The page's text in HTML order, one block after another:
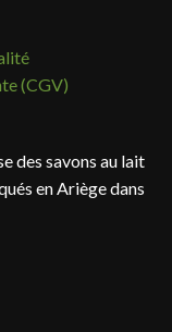
(CGV)
des savons au lait
en Ariège dans